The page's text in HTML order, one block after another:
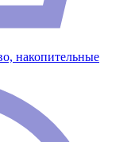
накопительные